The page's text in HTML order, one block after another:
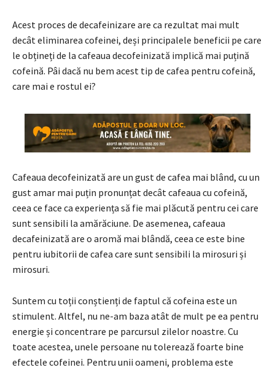
Acest proces de decafeinizare are ca rezultat mai mult
decât eliminarea cofeinei, deși principalele beneficii pe care
le obțineți de la cafeaua decofeinizată implică mai puțină
cofeină. Pâi dacă nu bem acest tip de cafea pentru cofeină,
care mai e rostul ei?
Cafeaua decofeinizată are un gust de cafea mai blând, cu un
gust amar mai puțin pronunțat decât cafeaua cu cofeină,
ceea ce face ca experiența să fie mai plăcută pentru cei care
sunt sensibili la amărăciune. De asemenea, cafeaua
decafeinizată are o aromă mai blândă, ceea ce este bine
pentru iubitorii de cafea care sunt sensibili la mirosuri și
mirosuri.
Suntem cu toții conștienți de faptul că cofeina este un
stimulent. Altfel, nu ne-am baza atât de mult pe ea pentru
energie și concentrare pe parcursul zilelor noastre. Cu
toate acestea, unele persoane nu tolerează foarte bine
efectele cofeinei. Pentru unii oameni, problema este